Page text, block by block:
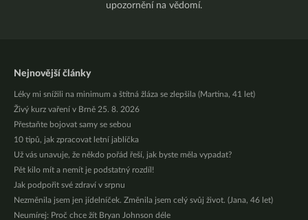
upozornění na vědomí.
Nejnovější články
Léky mi snížili na minimum a štítná žláza se zlepšila (Martina, 41 let)
Živý kurz vaření v Brně 25. 8. 2026
Přestaňte bojovat samy se sebou
10 tipů, jak zpracovat letní jablíčka
Už vás unavuje, že někdo pořád řeší, jak byste měla vypadat?
Pět kilo mít a nemít je podstatný rozdíl!
Jak podpořit své zdraví v srpnu
Nezměnila jsem jen jídelníček. Změnila jsem celý svůj život. (Jana, 46 let)
Neumírej: Proč chce žít Bryan Johnson déle